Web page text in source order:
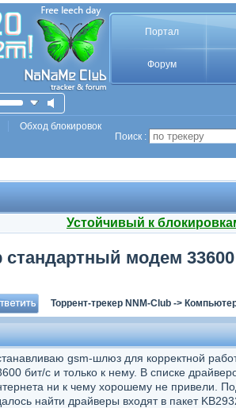
Портал
Форум
Обход блокировок
Поиск :
Устойчивый к
модем
Торрент-трекер NNM-Club ->
gsm-шлюз для корректной
бит/с и только к нему. В списке
ни к чему хорошему не привели.
найти драйверы входят в пакет